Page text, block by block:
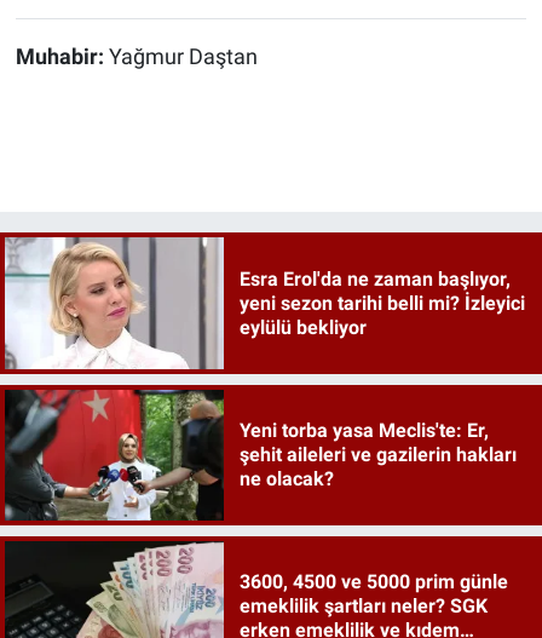
Muhabir: Yağmur Daştan
Esra Erol'da ne zaman başlıyor,
yeni sezon tarihi belli mi? İzleyici
eylülü bekliyor
Yeni torba yasa Meclis'te: Er,
şehit aileleri ve gazilerin hakları
ne olacak?
3600, 4500 ve 5000 prim günle
emeklilik şartları neler? SGK
erken emeklilik ve kıdem